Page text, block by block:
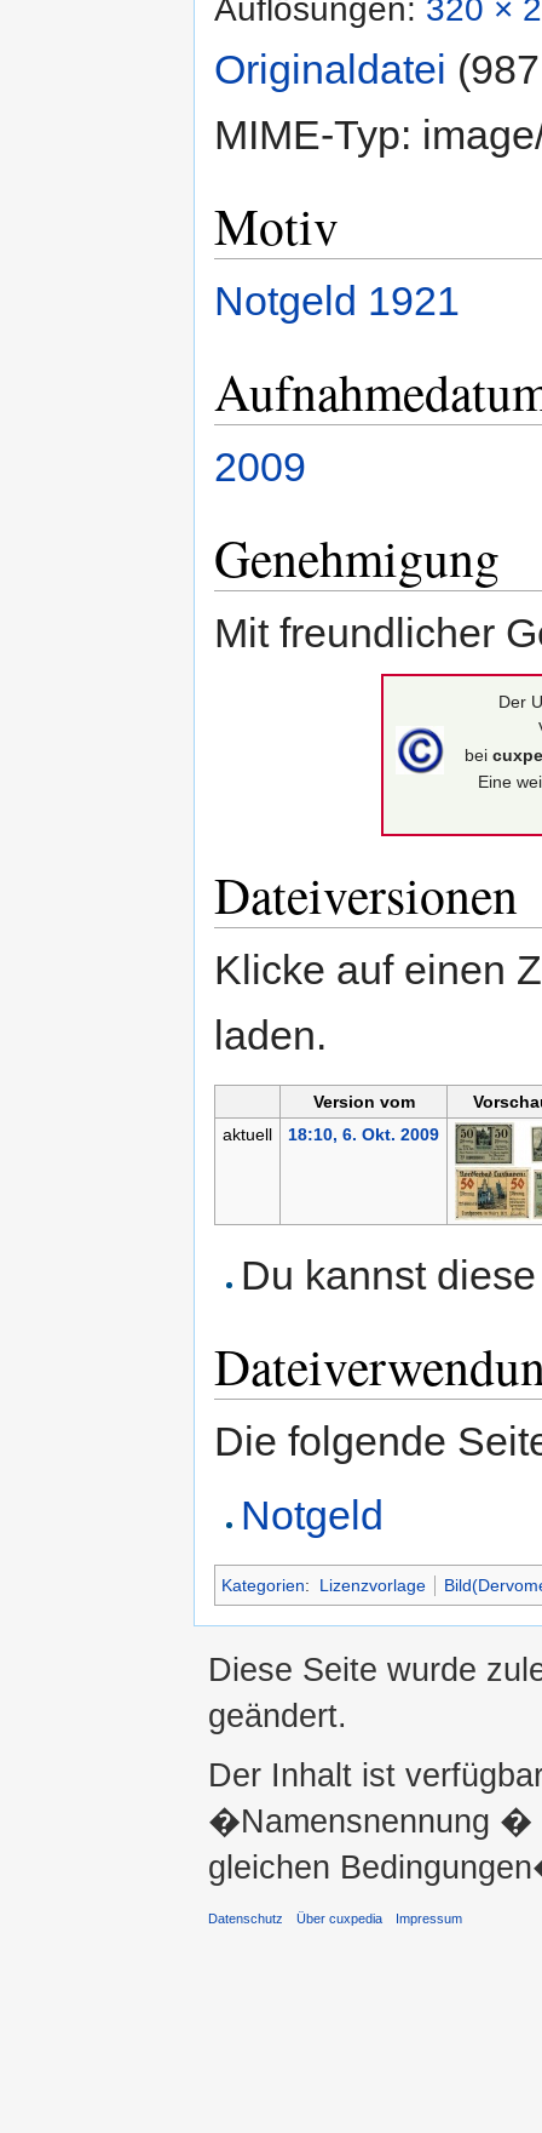
Auflösungen: 320 ×
Originaldatei
MIME-Typ:
Motiv
Notgeld 1921
2009
Genehmigung
Mit freundlicher
Der
bei
Eine
Dateiversionen
Klicke auf einen
laden.
Version vom
aktuell
18:10, 6. Okt. 2009
Du kannst
Die folgende
Notgeld
Kategorien: Lizenzvorlage
Diese Seite wurde
geändert.
Der Inhalt ist
�Namensnennung �
gleichen
Datenschutz Über cuxpedia Impressum